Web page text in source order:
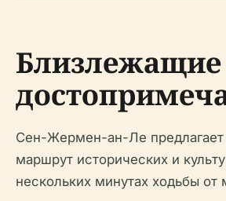
Близлежащие
Сен-Жермен-ан-Ле
маршрут исторических и
нескольких минутах ходьбы от